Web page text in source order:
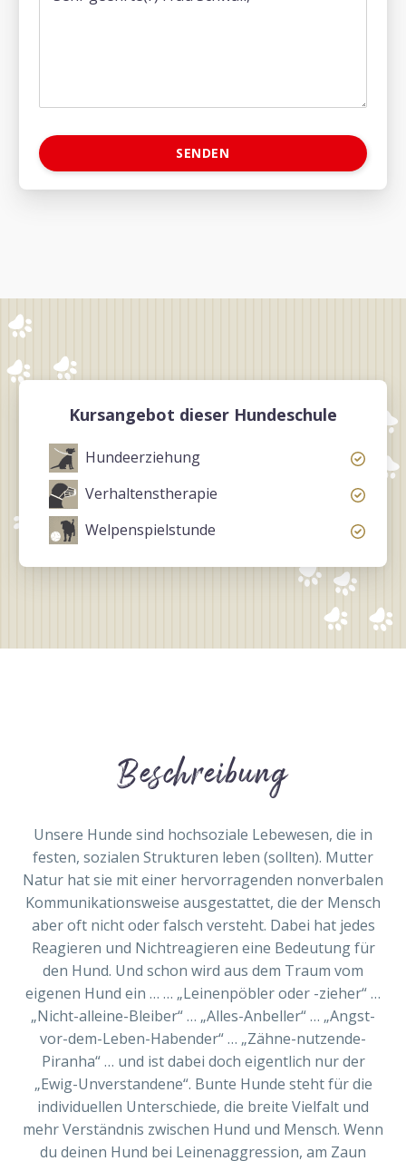
Kursangebot dieser Hundeschule
Hundeerziehung
Verhaltenstherapie
Welpenspielstunde
Beschreibung
Unsere Hunde sind hochsoziale Lebewesen, die in
festen, sozialen Strukturen leben (sollten). Mutter
Natur hat sie mit einer hervorragenden nonverbalen
Kommunikationsweise ausgestattet, die der Mensch
aber oft nicht oder falsch versteht. Dabei hat jedes
Reagieren und Nichtreagieren eine Bedeutung für
den Hund. Und schon wird aus dem Traum vom
eigenen Hund ein … … „Leinenpöbler oder -zieher“ …
„Nicht-alleine-Bleiber“ … „Alles-Anbeller“ … „Angst-
vor-dem-Leben-Habender“ … „Zähne-nutzende-
Piranha“ … und ist dabei doch eigentlich nur der
„Ewig-Unverstandene“. Bunte Hunde steht für die
individuellen Unterschiede, die breite Vielfalt und
mehr Verständnis zwischen Hund und Mensch. Wenn
du deinen Hund bei Leinenaggression, am Zaun